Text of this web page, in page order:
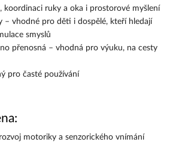
koordinaci ruky a oka i prostorové myšlení
– vhodné pro děti i dospělé, kteří hledají
smyslů
přenosná – vhodná pro výuku, na cesty
pro časté používání
motoriky a senzorického vnímání